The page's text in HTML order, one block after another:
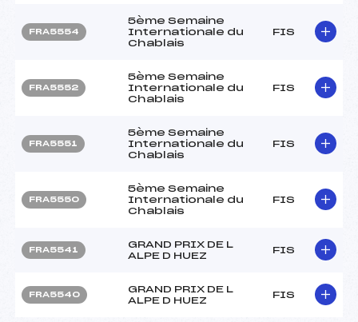
FRA5554
5ème Semaine
Internationale du
Chablais
FIS
FRA5552
5ème Semaine
Internationale du
Chablais
FIS
FRA5551
5ème Semaine
Internationale du
Chablais
FIS
FRA5550
5ème Semaine
Internationale du
Chablais
FIS
FRA5541
GRAND PRIX DE L
ALPE D HUEZ
FIS
FRA5540
GRAND PRIX DE L
ALPE D HUEZ
FIS